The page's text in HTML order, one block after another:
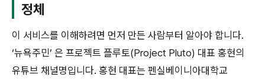
정체
이 서비스를 이해하려면 먼저 만든 사람부터 알아야 합니다.
‘뉴욕주민’ 은 프로젝트 플루토(Project Pluto) 대표 홍현의
유튜브 채널명입니다. 홍현 대표는 펜실베이니아대학교